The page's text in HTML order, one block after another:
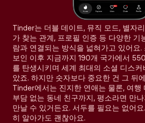
Tinder는 더블 데이트, 뮤직 모드, 별자
가 찾는 관계, 프로필 인증 등 다양한 기
람과 연결되는 방식을 넓혀가고 있어요.
보인 이후 지금까지 190개 국가에서
를 탄생시키며 세계 최대의 소셜 디스
았죠. 하지만 숫자보다 중요한 건 그 뒤
Tinder에서는 진지한 연애는 물론, 여행
부담 없는 동네 친구까지, 평소라면 만
만날 수 있거든요. 서두를 필요는 없어
히 알아가도 괜찮아요.